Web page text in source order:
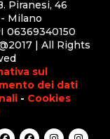
Piranesi, 46
Milano
06369340150
| All Rights
sul
dei dati
- Cookies